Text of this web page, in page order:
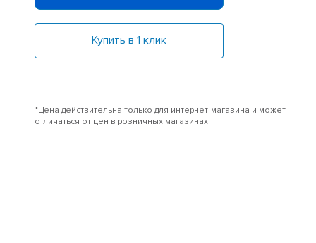
Купить в 1 клик
*Цена действительна только для интернет-магазина и может
отличаться от цен в розничных магазинах